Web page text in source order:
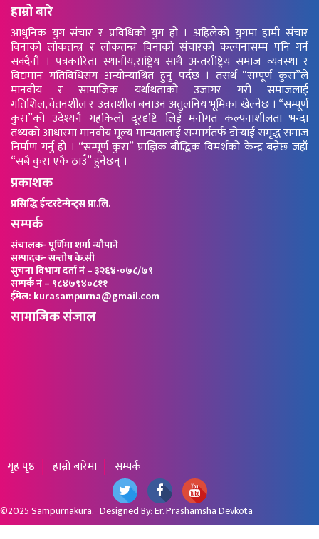
हाम्रो बारे
आधुनिक युग संचार र प्रविधिको युग हो । अहिलेको युगमा हामी संचार
विनाको लोकतन्त्र र लोकतन्त्र विनाको संचारको कल्पनासम्म पनि गर्न
सक्दैनौ । पत्रकारिता स्थानीय,राष्ट्रिय साथै अन्तर्राष्ट्रिय समाज व्यवस्था र
विद्यमान गतिविधिसंग अन्योन्याश्रित हुनु पर्दछ । तसर्थ “सम्पूर्ण कुरा”ले
मानवीय र सामाजिक यर्थाथताको उजागर गरी समाजलाई
गतिशिल,चेतनशील र उन्नतशील बनाउन अतुलनिय भूमिका खेल्नेछ । “सम्पूर्ण
कुरा”को उदेश्यनै गहकिलो दूरदृष्टि लिई मनोगत कल्पनाशीलता भन्दा
तथ्यको आधारमा मानवीय मूल्य मान्यतालाई सन्मार्गतर्फ डोर्‍याई समृद्ध समाज
निर्माण गर्नु हो । “सम्पूर्ण कुरा” प्राज्ञिक बौद्धिक विमर्शको केन्द्र बन्नेछ जहाँ
“सबै कुरा एकै ठाउँ” हुनेछन् ।
प्रकाशक
प्रसिद्धि ईन्टरटेन्मेन्ट्स प्रा.लि.
सम्पर्क
संचालक- पूर्णिमा शर्मा न्यौपाने
सम्पादक- सन्तोष के.सी
सुचना विभाग दर्ता नं – ३२६४-०७८/७९
सम्पर्क नं – ९८४७९४०८११
ईमेल: kurasampurna@gmail.com
सामाजिक संजाल
गृह पृष्ठ हाम्रो बारेमा सम्पर्क
©2025Sampurnakura. Designed By:Er. Prashamsha Devkota